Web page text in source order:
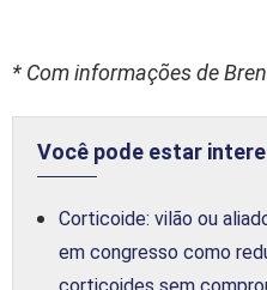
* Com informações de
Você pode estar
Corticoide: vilão ou
em congresso como